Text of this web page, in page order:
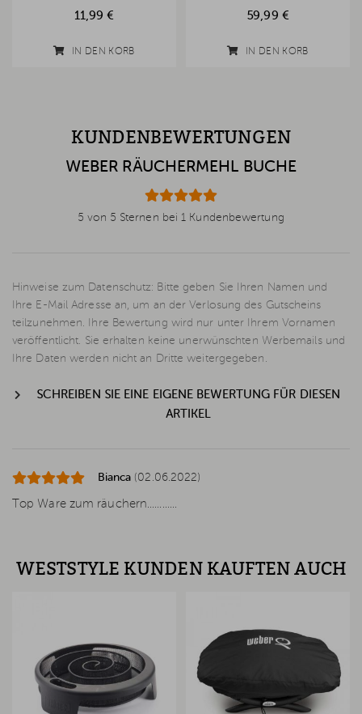
11,99 €
IN DEN KORB
59,99 €
IN DEN KORB
KUNDENBEWERTUNGEN
WEBER RÄUCHERMEHL BUCHE
5 von 5 Sternen bei 1 Kundenbewertung
Hinweise zum Datenschutz: Bitte geben Sie Ihren Namen und
Ihre E-Mail Adresse an, um an der Verlosung des Gutscheins
teilzunehmen. Ihre Bewertung wird nur unter Ihrem Vornamen
veröffentlicht. Sie erhalten keine unerwünschten Werbemails und
Ihre Daten werden nicht an Dritte weitergegeben.
SCHREIBEN SIE EINE EIGENE BEWERTUNG FÜR DIESEN
ARTIKEL
Bianca (02.06.2022)
Top Ware zum räuchern............
WESTSTYLE KUNDEN KAUFTEN AUCH